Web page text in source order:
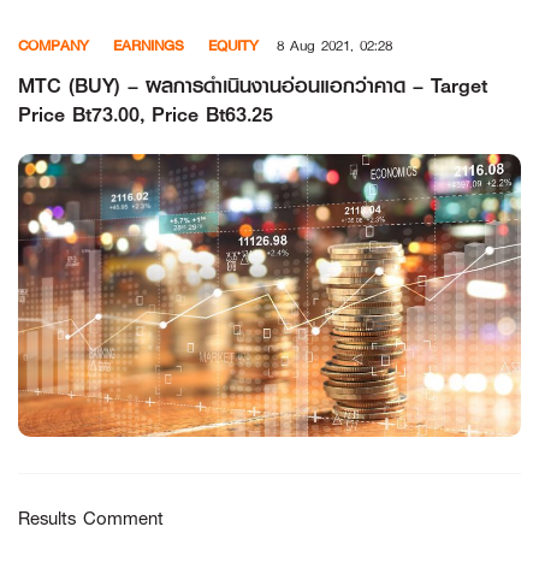
content
COMPANY EARNINGS EQUITY 8 Aug 2021, 02:28
MTC (BUY) – ผลการดำเนินงานอ่อนแอกว่าคาด – Target
Price Bt73.00, Price Bt63.25
Results Comment